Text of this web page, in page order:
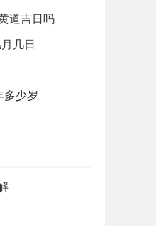
道吉日吗
几日
多少岁